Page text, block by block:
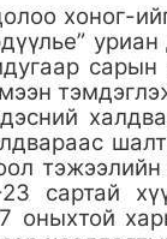
хоног-
сарын
тэжээлийн
сартай
оныхтой